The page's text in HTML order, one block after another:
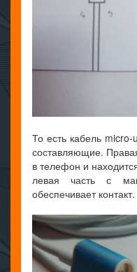
То есть кабель
составляющие.
в телефон и
левая часть с
обеспечивает контакт.